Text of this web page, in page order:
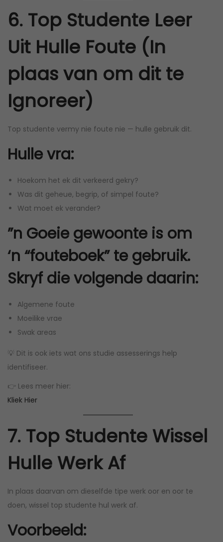
6. Top Studente Leer
Uit Hulle Foute (In
plaas van om dit te
Ignoreer)
Top studente vermy nie foute nie — hulle gebruik dit.
Hulle vra:
Hoekom het ek dit verkeerd gekry?
Was dit geheue, begrip, of simpel foute?
Wat moet ek verander?
”n Goeie gewoonte is om
‘n “fouteboek” te gebruik.
Skryf die volgende daarin:
Algemene foute
Moeilike vrae
Swak areas
💡 Dit is ook iets wat ons studie assesserings help
identifiseer.
👉 Lees meer hier:
Kliek Hier
7. Top Studente Wissel
Hulle Werk Af
In plaas daarvan om dieselfde tipe werk oor en oor te
doen, wissel top studente hul werk af.
Voorbeeld: